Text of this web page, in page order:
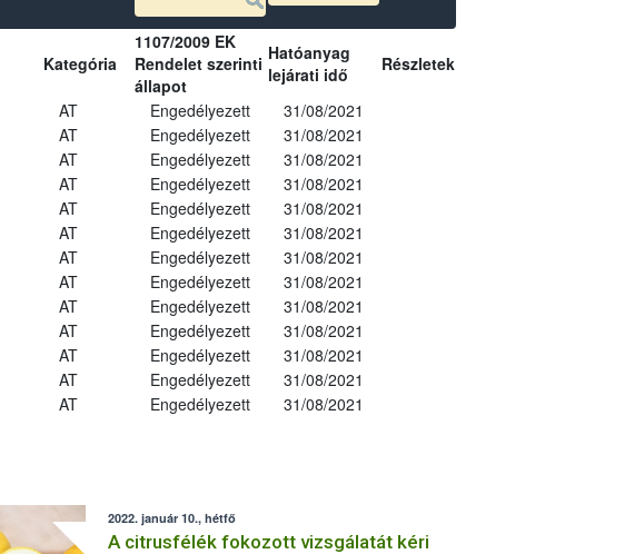
Kategória
1107/2009 EK
Rendelet szerinti
állapot
Hatóanyag
lejárati idő
Részletek
AT Engedélyezett
31/08/2021
AT Engedélyezett
31/08/2021
AT Engedélyezett
31/08/2021
AT Engedélyezett
31/08/2021
AT Engedélyezett
31/08/2021
AT Engedélyezett
31/08/2021
AT Engedélyezett
31/08/2021
AT Engedélyezett
31/08/2021
AT Engedélyezett
31/08/2021
AT Engedélyezett
31/08/2021
AT Engedélyezett
31/08/2021
AT Engedélyezett
31/08/2021
AT Engedélyezett 31/08/2021
2022. január 10., hétfő
A citrusfélék fokozott vizsgálatát kéri